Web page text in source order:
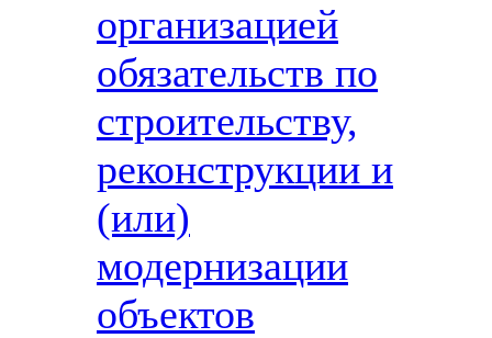
организацией
обязательств по
строительству,
реконструкции и
(или)
модернизации
объектов